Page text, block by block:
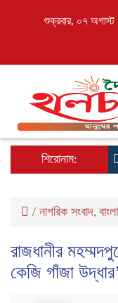
শুক্রবার, ০৭ অগাস্ট
শিরোনাম:
/ নাগরিক সংবাদ,
রাজধানীর
কেজি গাঁজা